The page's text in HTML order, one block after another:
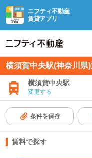
ニフティ不動産
賃貸アプリ
横須賀中央駅(神奈川
横須賀中央駅
変更する
条件を保存
賃料で探す